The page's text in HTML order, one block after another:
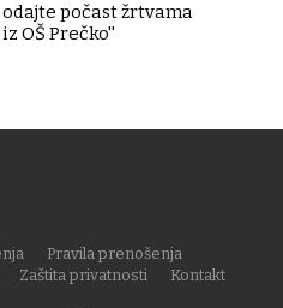
odajte počast žrtvama
iz OŠ Prečko''
Pravila prenošenja
Zaštita privatnosti
Kontakt